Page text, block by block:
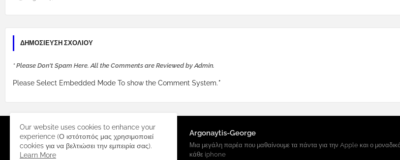
ΔΗΜΟΣΊΕΥΣΗ ΣΧΟΛΊΟΥ
* Please Don't Spam Here. All the Comments are Reviewed by Admin.
Please Select Embedded Mode To show the Comment System.*
Argonaytis-George
Μια μεγάλη παρέα που μαθαίνουμε τα πάντα για την Apple και ο
κάθε iphone
Our website uses cookies to enhance your
experience (Ο ιστότοπός μας χρησιμοποιεί
cookies για να βελτιώσει την εμπειρία σας).
Learn More